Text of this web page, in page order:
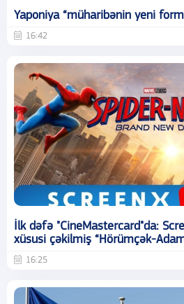
Yaponiya “müharibənin yeni
16:42
İlk dəfə "CineMastercard"da:
xüsusi çəkilmiş “Hörümçək-
16:25